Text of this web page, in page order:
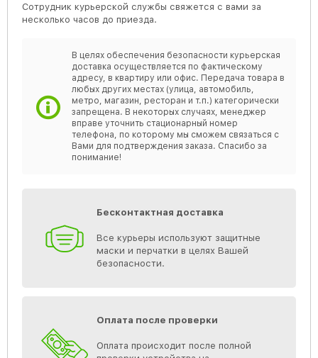
Сотрудник курьерской службы свяжется с вами за
несколько часов до приезда.
В целях обеспечения безопасности курьерская
доставка осуществляется по фактическому
адресу, в квартиру или офис. Передача товара в
любых других местах (улица, автомобиль,
метро, магазин, ресторан и т.п.) категорически
запрещена. В некоторых случаях, менеджер
вправе уточнить стационарный номер
телефона, по которому мы сможем связаться с
Вами для подтверждения заказа. Спасибо за
понимание!
Бесконтактная доставка
Все курьеры используют защитные
маски и перчатки в целях Вашей
безопасности.
Оплата после проверки
Оплата происходит после полной